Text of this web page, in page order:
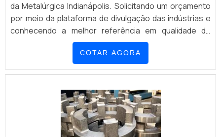
da Metalúrgica Indianápolis. Solicitando um orçamento
por meio da plataforma de divulgação das indústrias e
conhecendo a melhor referência em qualidade do
mercado, a contratação é mais segura.Quando o tema
é fundição ferro fundido cinzento, na Metalúrgica
Indianápolis encontrará ótima qualidade com
COTAR AGORA